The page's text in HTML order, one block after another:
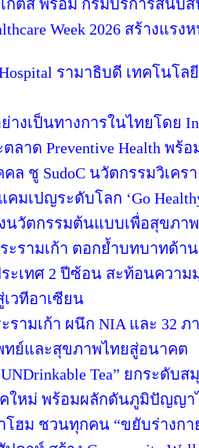
ก็ตส์ พร้อม กรมบริการสนับ
Week 2026 สร้างแ
Hospital รามาธิบดี เทคโนโ
ย่างเป็นทางการในไทยโดย
ตลาด Preventive Health พ
ล ชู SudoC นวัตกรรมวิเค
มเปญระดับโลก ‘Go
นวัตกรรมต้นแบบเพื่อสุขภา
ะรามเก้า ตอกย้ำบทบาทด้า
ระเทศ 2 ปีซ้อน สะท้อนควา
เวทีอาเซียน
รามเก้า ผนึก NIA และ 32
ทย์และสุขภาพไทยสู่อนาคต
Tea” ยกระดับส
หม่ พร้อมผลักดันภูมิปัญญาไ
โฮม ชวนทุกคน “ขยับร่างกา